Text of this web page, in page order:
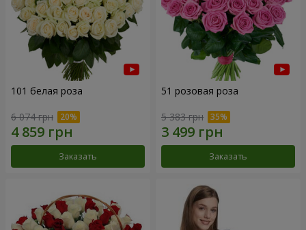
101 белая роза
6 074 грн
Заказать
51 розовая роза
5 383 грн
Заказать